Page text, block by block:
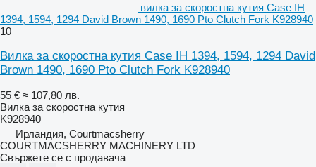
вилка за скоростна кутия Case IH
1394, 1594, 1294 David Brown 1490, 1690 Pto Clutch Fork K928940
10
Вилка за скоростна кутия Case IH 1394, 1594, 1294 David
Brown 1490, 1690 Pto Clutch Fork K928940
55 € ≈ 107,80 лв.
Вилка за скоростна кутия
K928940
Ирландия, Courtmacsherry
COURTMACSHERRY MACHINERY LTD
Свържете се с продавача